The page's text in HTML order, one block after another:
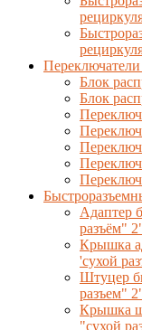
Блок
Блок
Адаптер
разъём"
Крышка
'сухой
Штуцер
разъем"
Крышка
"сухой